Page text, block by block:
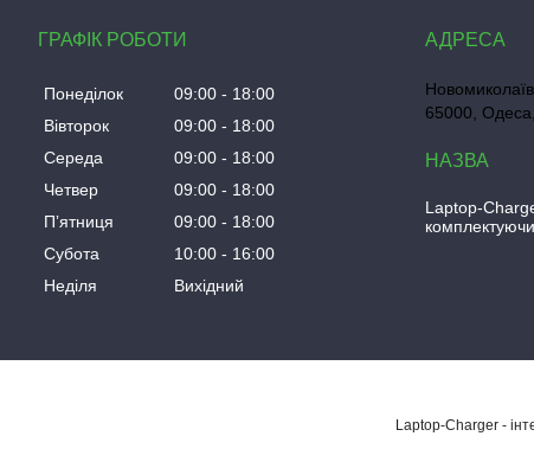
ГРАФІК РОБОТИ
Понеділок 09:00
18:00
Вівторок
09:00
18:00
Середа
09:00
18:00
Четвер
09:00
18:00
Пʼятниця
09:00
18:00
Субота
10:00
16:00
Неділя
Вихідний
65000,
Laptop-